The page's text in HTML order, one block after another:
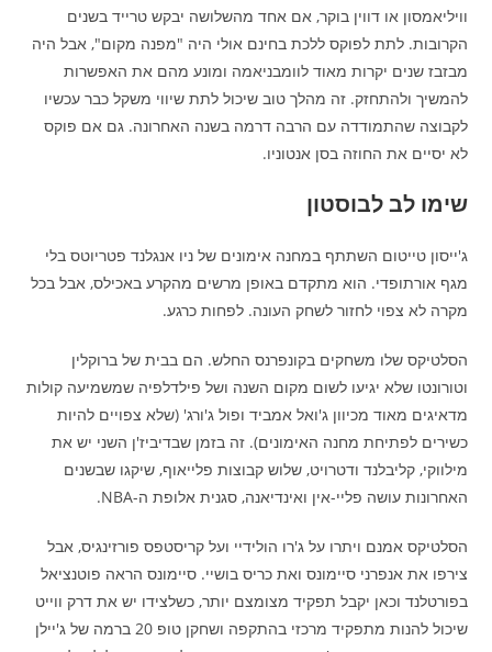
וויליאמסון או דווין בוקר, אם אחד מהשלושה יבקש טרייד בשנים
הקרובות. לתת לפוקס ללכת בחינם אולי היה "מפנה מקום", אבל היה
מבזבז שנים יקרות מאוד לוומבניאמה ומונע מהם את האפשרות
להמשיך ולהתחזק. זה מהלך טוב שיכול לתת שיווי משקל כבר עכשיו
לקבוצה שהתמודדה עם הרבה דרמה בשנה האחרונה. גם אם פוקס
לא יסיים את החוזה בסן אנטוניו.
שימו לב לבוסטון
ג'ייסון טייטום השתתף במחנה אימונים של ניו אנגלנד פטריוטס בלי
מגף אורתופדי. הוא מתקדם באופן מרשים מהקרע באכילס, אבל בכל
מקרה לא צפוי לחזור לשחק העונה. לפחות כרגע.
הסלטיקס שלו משחקים בקונפרנס החלש. הם בבית של ברוקלין
וטורונטו שלא יגיעו לשום מקום השנה ושל פילדלפיה שמשמיעה קולות
מדאיגים מאוד מכיוון ג'ואל אמביד ופול ג'ורג' (שלא צפויים להיות
כשירים לפתיחת מחנה האימונים). זה בזמן שבדיביז'ן השני יש את
מילווקי, קליבלנד ודטרויט, שלוש קבוצות פלייאוף, שיקגו שבשנים
האחרונות עושה פליי-אין ואינדיאנה, סגנית אלופת ה-NBA.
הסלטיקס אמנם ויתרו על ג'רו הולידיי ועל קריסטפס פורזינגיס, אבל
צירפו את אנפרני סיימונס ואת כריס בושיי. סיימונס הראה פוטנציאל
בפורטלנד וכאן יקבל תפקיד מצומצם יותר, כשלצידו יש את דרק ווייט
שיכול להנות מתפקיד מרכזי בהתקפה ושחקן טופ 20 ברמה של ג'יילן